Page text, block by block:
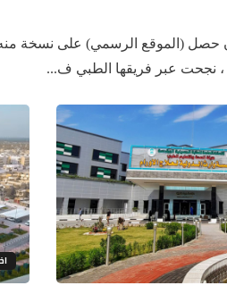
(الموقع الرسمي) على نسخة منه،
، نجحت عبر فريقها الطبي ف...